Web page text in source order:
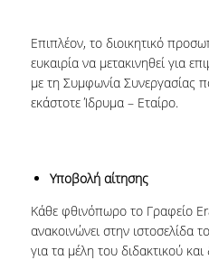
Επιπλέον, τo διοικητικό
ευκαιρία να μετακινηθεί για
με τη Συμφωνία Συνεργασίας
εκάστοτε Ίδρυμα – Εταίρο.
Υποβολή αίτησης
Κάθε φθινόπωρο το Γραφείο
ανακοινώνει στην ιστοσελίδα
για τα μέλη του διδακτικού